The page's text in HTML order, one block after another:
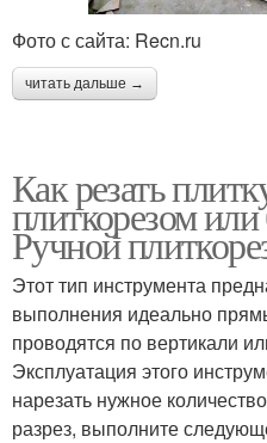
Фото с сайта: Recn.ru
читать дальше →
Как резать
плиткорезом или
Ручной
Этот тип инструмента
выполнения идеально
проводятся по вертикали
Эксплуатация этого
нарезать нужное
разрез, выполните